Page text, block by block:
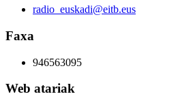
radio_euskadi@eitb.eus
Faxa
946563095
Web atariak